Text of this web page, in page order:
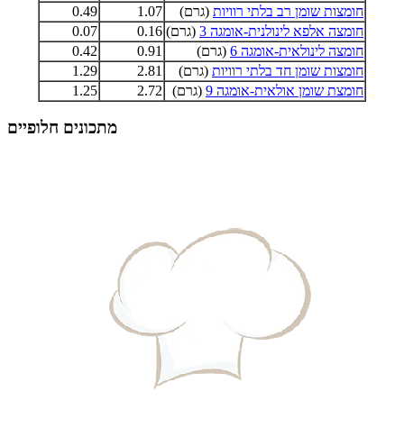
חומצות שומן רב בלתי רוויות (גרם) 1.07
0.49
חומצה אלפא לינולנית-אומגה 3
(גרם) 0.16
0.07
חומצה לינולאית-אומגה 6
(גרם) 0.91
0.42
חומצות שומן חד בלתי רוויות (גרם) 2.81
1.29
חומצת שומן אולאית-אומגה 9
(גרם) 2.72
1.25
מתכונים חלופיים